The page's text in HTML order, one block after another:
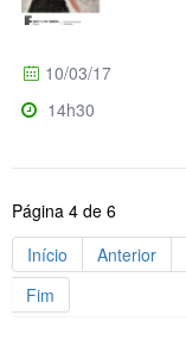
10/03/17
14h30
Página 4 de 6
Início
Anterior
Fim